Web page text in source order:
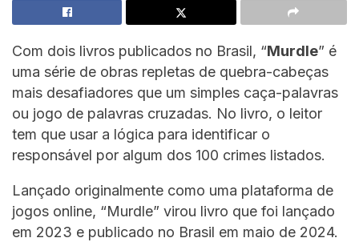
Com dois livros publicados no Brasil, “Murdle” é
uma série de obras repletas de quebra-cabeças
mais desafiadores que um simples caça-palavras
ou jogo de palavras cruzadas. No livro, o leitor
tem que usar a lógica para identificar o
responsável por algum dos 100 crimes listados.
Lançado originalmente como uma plataforma de
jogos online, “Murdle” virou livro que foi lançado
em 2023 e publicado no Brasil em maio de 2024.